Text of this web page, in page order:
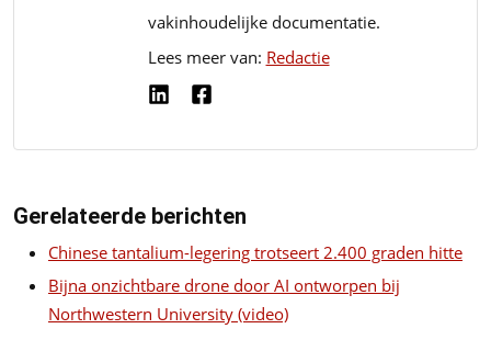
vakinhoudelijke documentatie.
Lees meer van: Redactie
Gerelateerde berichten
Chinese tantalium-legering trotseert 2.400 graden hitte
Bijna onzichtbare drone door AI ontworpen bij
Northwestern University (video)